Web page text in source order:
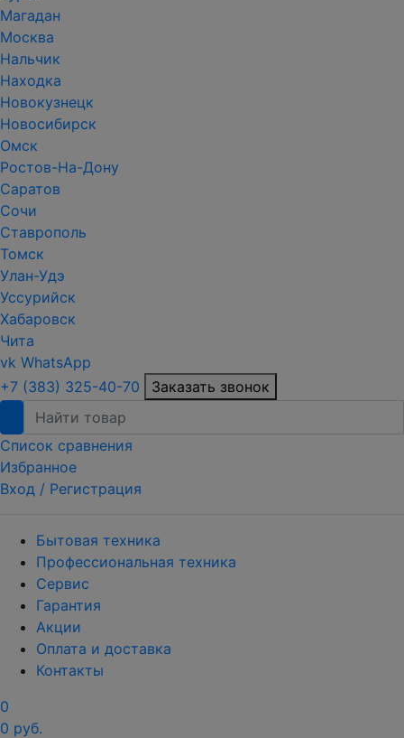
Магадан
Москва
Нальчик
Находка
Новокузнецк
Новосибирск
Омск
Ростов-На-Дону
Саратов
Сочи
Ставрополь
Томск
Улан-Удэ
Уссурийск
Хабаровск
Чита
vk WhatsApp
+7 (383) 325-40-70
Заказать звонок
Список сравнения
Избранное
Вход / Регистрация
Бытовая техника
Профессиональная техника
Сервис
Гарантия
Акции
Оплата и доставка
Контакты
0
0 руб.